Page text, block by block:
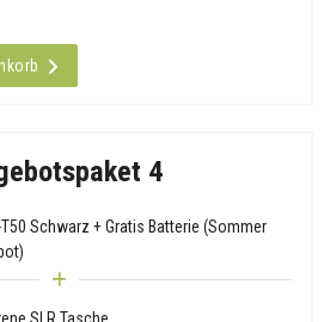
4
T50 Schwarz + Gratis Batterie (Sommer
SLR Tasche